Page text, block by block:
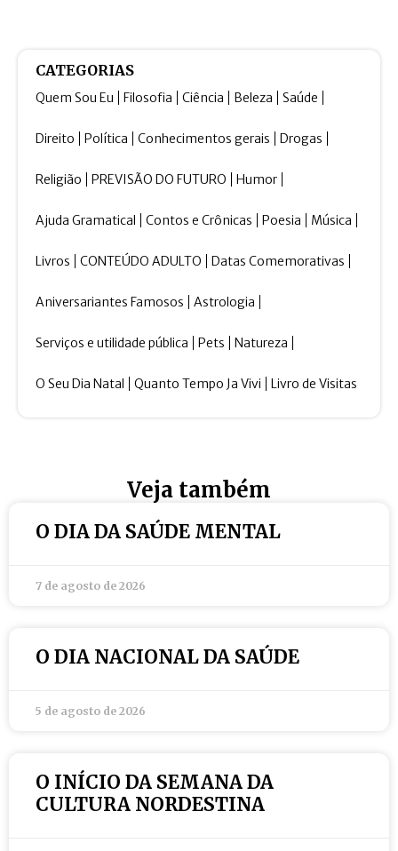
CATEGORIAS
Quem Sou Eu Filosofia Ciência Beleza Saúde
Direito Política Conhecimentos gerais Drogas
Religião PREVISÃO DO FUTURO Humor
Ajuda Gramatical Contos e Crônicas Poesia Música
Livros CONTEÚDO ADULTO Datas Comemorativas
Aniversariantes Famosos Astrologia
Serviços e utilidade pública Pets Natureza
O Seu Dia Natal Quanto Tempo Ja Vivi Livro de Visitas
Veja também
O DIA DA SAÚDE MENTAL
7 de agosto de 2026
O DIA NACIONAL DA SAÚDE
5 de agosto de 2026
O INÍCIO DA SEMANA DA
CULTURA NORDESTINA